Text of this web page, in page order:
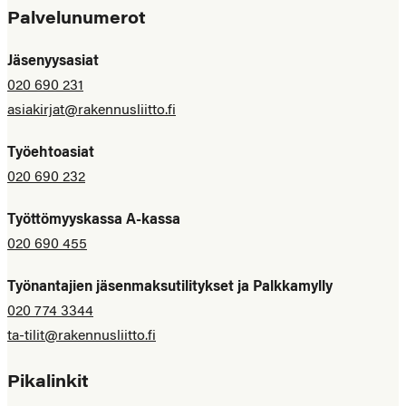
Palvelunumerot
Jäsenyysasiat
020 690 231
asiakirjat@rakennusliitto.fi
Työehtoasiat
020 690 232
Työttömyyskassa A-kassa
020 690 455
Työnantajien jäsenmaksutilitykset ja Palkkamylly
020 774 3344
ta-tilit@rakennusliitto.fi
Pikalinkit